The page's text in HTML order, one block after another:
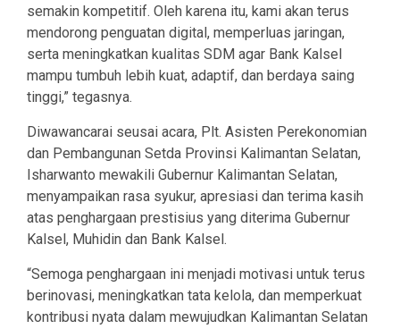
semakin kompetitif. Oleh karena itu, kami akan terus
mendorong penguatan digital, memperluas jaringan,
serta meningkatkan kualitas SDM agar Bank Kalsel
mampu tumbuh lebih kuat, adaptif, dan berdaya saing
tinggi,” tegasnya.
Diwawancarai seusai acara, Plt. Asisten Perekonomian
dan Pembangunan Setda Provinsi Kalimantan Selatan,
Isharwanto mewakili Gubernur Kalimantan Selatan,
menyampaikan rasa syukur, apresiasi dan terima kasih
atas penghargaan prestisius yang diterima Gubernur
Kalsel, Muhidin dan Bank Kalsel.
“Semoga penghargaan ini menjadi motivasi untuk terus
berinovasi, meningkatkan tata kelola, dan memperkuat
kontribusi nyata dalam mewujudkan Kalimantan Selatan